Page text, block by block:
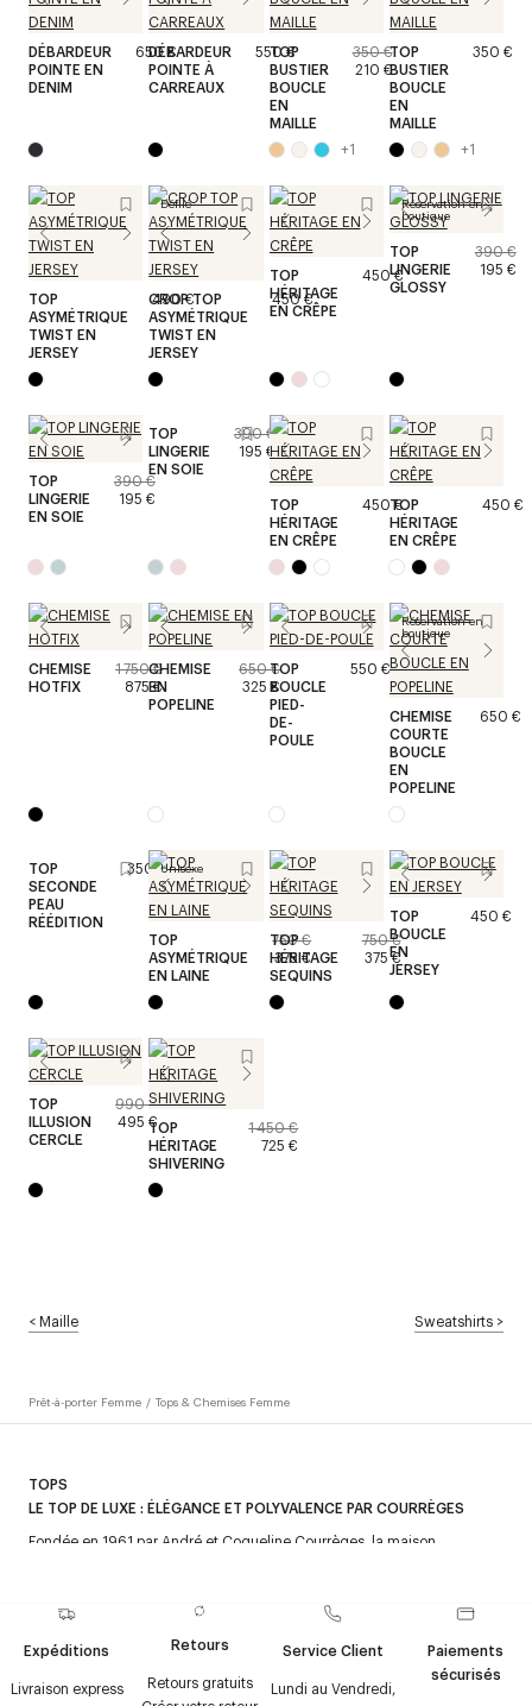
DÉBARDEUR
POINTE EN
DENIM
650 €
DÉBARDEUR
POINTE À
CARREAUX
550 €
TOP
BUSTIER
BOUCLE
EN
MAILLE
350 €
210 €
+1
TOP
BUSTIER
BOUCLE
EN
MAILLE
350 €
+1
TOP
ASYMÉTRIQUE
TWIST EN
JERSEY
490 €
Défilé
CROP TOP
ASYMÉTRIQUE
TWIST EN
JERSEY
450 €
TOP
HÉRITAGE
EN CRÊPE
450 €
Réservation en
boutique
TOP
LINGERIE
GLOSSY
390 €
195 €
TOP
LINGERIE
EN SOIE
390 €
195 €
TOP
LINGERIE
EN SOIE
390 €
195 €
TOP
HÉRITAGE
EN CRÊPE
450 €TOP
HÉRITAGE
EN CRÊPE
450 €
CHEMISE
HOTFIX
1 750 €
875 €
CHEMISE
EN
POPELINE
650 €
325 €
TOP
BOUCLE
PIED-
DE-
POULE
550 €
Réservation en
boutique
CHEMISE
COURTE
BOUCLE
EN
POPELINE
650 €
TOP
SECONDE
PEAU
RÉÉDITION
350 €Unisexe
TOP
ASYMÉTRIQUE
EN LAINE
750 €
375 €
TOP
HÉRITAGE
SEQUINS
750 €
375 €
TOP
BOUCLE
EN
JERSEY
450 €
TOP
ILLUSION
CERCLE
990 €
495 €TOP
HÉRITAGE
SHIVERING
1 450 €
725 €
<Maille Sweatshirts >
Prêt-à-porter Femme / Tops & Chemises Femme
TOPS
LE TOP DE LUXE : ÉLÉGANCE ET POLYVALENCE PAR COURRÈGES
Fondée en 1961 par André et Coqueline Courrèges, la maison
comme le vinyle, Courrèges a marqué l’histoire du design avec des
créations audacieuses et intemporelles. La maison continue de séduire
par son esthétique avant-gardiste et ses pièces emblématiques.
Expéditions
Livraison express
Retours
Retours gratuits
Service Client
Lundi au Vendredi,
Paiements
sécurisés